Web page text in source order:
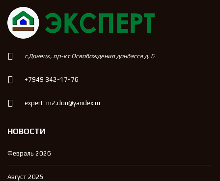
г.Донецк, пр-кт Освобождения донбасса д. 6
+7949 342-17-76
expert-m2.don@yandex.ru
НОВОСТИ
Февраль 2026
Август 2025